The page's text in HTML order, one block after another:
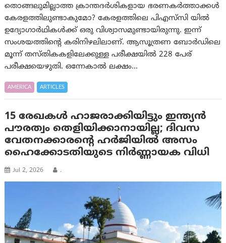
തൊങ്ങലുമില്ലാത്ത ക്രാന്തദർശികളായ ഭരണകർത്താക്കൾ
കേരളത്തിലുണ്ടാകുമോ? കേരളത്തിലെ പിഎസ്‌സി യിൽ
ഉദ്യോഗാർഥികൾക്ക് ഒരു വിശ്വാസമുണ്ടായിരുന്നു. ഇന്ന്
സംശയത്തിന്റെ കരിനിഴലിലാണ്. ആസൂത്രണ ബോർഡിലെ
മൂന്ന് തസ്തികകളിലേക്കുള്ള പരീക്ഷയിൽ 228 പേര്
പരീക്ഷയെഴുതി. ഒന്നേകാൽ ലക്ഷം…
AMERICA ARTICLES
15 രേഖകൾ ഹാജരാക്കിയിട്ടും ഇന്ത്യൻ
പൗരത്വം തെളിയിക്കാനായില്ല; ദിവസ
വേതനക്കാരന്റെ ഹര്‍ജിയില്‍ അസം
ഹൈക്കോടതിയുടെ നിര്‍ണ്ണായക വിധി
Jul 2, 2026 .